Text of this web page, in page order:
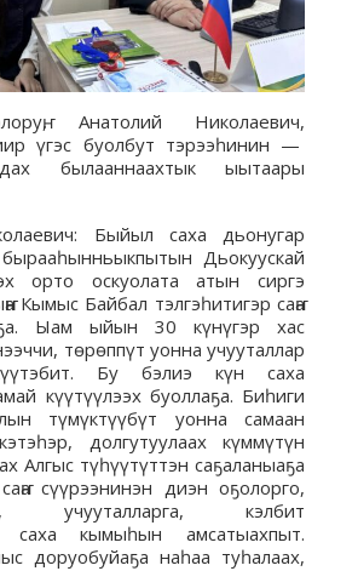
Анатолий Николаевич,
үгэс буолбут тэрээһинин —
былааннаахтык ыытаары
Быйыл саха дьонугар
Дьокуускай
орто оскуолата атын сиргэ
Кымыс Байбал тэлгэһитигэр саҥа
Ыам ыйын 30 күнүгэр хас
төрөппүт уонна учууталлар
Бу бэлиэ күн саха
күүтүүлээх буоллаҕа. Биһиги
түмүктүүбүт уонна самаан
долгутуулаах күммүтүн
Алгыс түһүүтүттэн саҕаланыаҕа
сүүрээнинэн диэн оҕолорго,
учууталларга, кэлбит
саха кымыһын амсатыахпыт.
доруобуйаҕа наһаа туһалаах,